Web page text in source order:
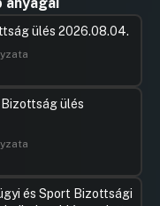
ülés 2026.08.04.
ülés
és Sport Bizottsági